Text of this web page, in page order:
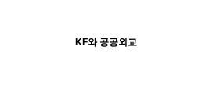
KF와 공공외교